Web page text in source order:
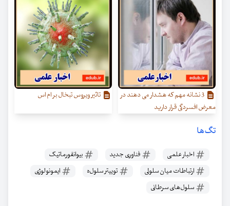
3 نشانه مهم که هشدار می دهند در
معرض افسردگی قرار دارید
تاثیر ویروس تبخال بر ام اس
تگ‌ها
اخبار علمی فناوری جدید
بیوانفورماتیک
ارتباطات میان سلولی
توییتر سلول‌ه
ایمونولوژی
سلول‌های سرطانی